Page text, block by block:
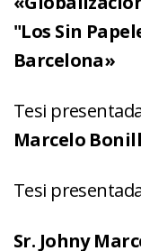
"Los Sin
Barcelona»
Tesi
Marcelo
Tesi
Sr. Johny